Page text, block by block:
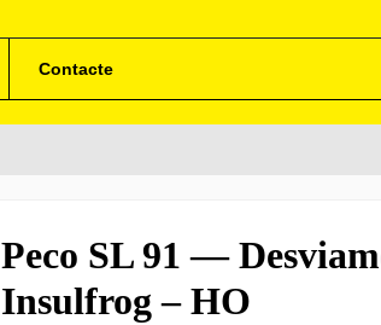
Contacte
Peco SL 91 —
Insulfrog – HO